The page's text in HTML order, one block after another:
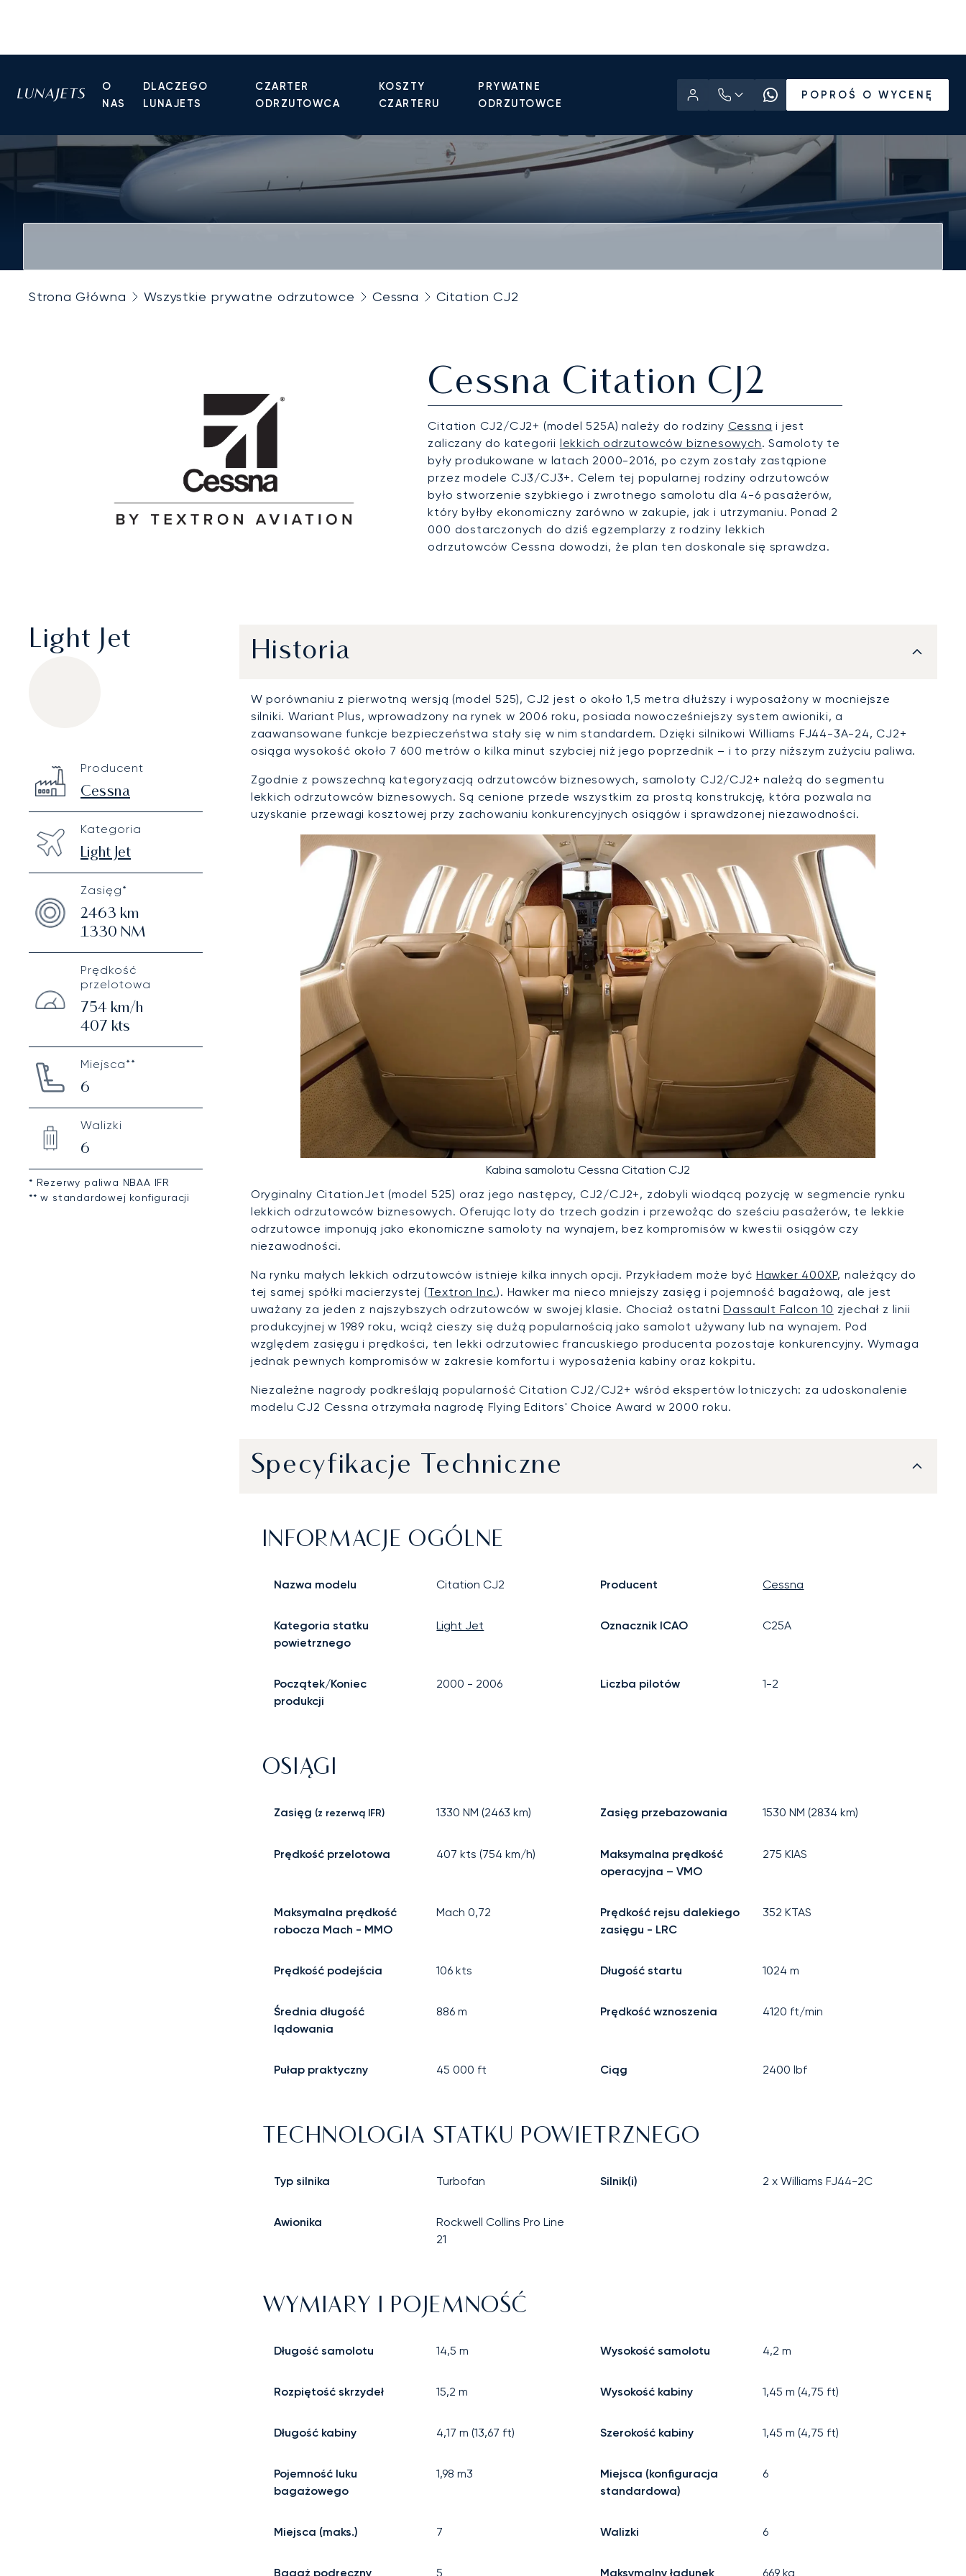
O
NAS
DLACZEGO
LUNAJETS
CZARTER
ODRZUTOWCA
KOSZTY
CZARTERU
PRYWATNE
ODRZUTOWCE
POPROŚ O WYCENĘ
Strona Główna Wszystkie prywatne odrzutowce Cessna Citation CJ2
Cessna Citation CJ2
Citation CJ2/CJ2+ (model 525A) należy do rodziny Cessna i jest
zaliczany do kategorii lekkich odrzutowców biznesowych. Samoloty te
były produkowane w latach 2000-2016, po czym zostały zastąpione
przez modele CJ3/CJ3+. Celem tej popularnej rodziny odrzutowców
było stworzenie szybkiego i zwrotnego samolotu dla 4-6 pasażerów,
który byłby ekonomiczny zarówno w zakupie, jak i utrzymaniu. Ponad 2
000 dostarczonych do dziś egzemplarzy z rodziny lekkich
odrzutowców Cessna dowodzi, że plan ten doskonale się sprawdza.
Light Jet
Technical specifications
Producent
Cessna
Kategoria
Light Jet
Zasięg*
2463 km
1330 NM
Prędkość
przelotowa
754 km/h
407 kts
Miejsca**
6
Walizki
6
* Rezerwy paliwa NBAA IFR
** w standardowej konfiguracji
Historia
W porównaniu z pierwotną wersją (model 525), CJ2 jest o około 1,5 metra dłuższy i wyposażony w mocniejsze
silniki. Wariant Plus, wprowadzony na rynek w 2006 roku, posiada nowocześniejszy system awioniki, a
zaawansowane funkcje bezpieczeństwa stały się w nim standardem. Dzięki silnikowi Williams FJ44-3A-24, CJ2+
osiąga wysokość około 7 600 metrów o kilka minut szybciej niż jego poprzednik – i to przy niższym zużyciu paliwa.
Zgodnie z powszechną kategoryzacją odrzutowców biznesowych, samoloty CJ2/CJ2+ należą do segmentu
lekkich odrzutowców biznesowych. Są cenione przede wszystkim za prostą konstrukcję, która pozwala na
uzyskanie przewagi kosztowej przy zachowaniu konkurencyjnych osiągów i sprawdzonej niezawodności.
Kabina samolotu Cessna Citation CJ2
Oryginalny CitationJet (model 525) oraz jego następcy, CJ2/CJ2+, zdobyli wiodącą pozycję w segmencie rynku
lekkich odrzutowców biznesowych. Oferując loty do trzech godzin i przewożąc do sześciu pasażerów, te lekkie
odrzutowce imponują jako ekonomiczne samoloty na wynajem, bez kompromisów w kwestii osiągów czy
niezawodności.
Na rynku małych lekkich odrzutowców istnieje kilka innych opcji. Przykładem może być Hawker 400XP, należący do
tej samej spółki macierzystej (Textron Inc.). Hawker ma nieco mniejszy zasięg i pojemność bagażową, ale jest
uważany za jeden z najszybszych odrzutowców w swojej klasie. Chociaż ostatniDassault Falcon 10 zjechał z linii
produkcyjnej w 1989 roku, wciąż cieszy się dużą popularnością jako samolot używany lub na wynajem. Pod
względem zasięgu i prędkości, ten lekki odrzutowiec francuskiego producenta pozostaje konkurencyjny. Wymaga
jednak pewnych kompromisów w zakresie komfortu i wyposażenia kabiny oraz kokpitu.
Niezależne nagrody podkreślają popularność Citation CJ2/CJ2+ wśród ekspertów lotniczych: za udoskonalenie
modelu CJ2 Cessna otrzymała nagrodę Flying Editors' Choice Award w 2000 roku.
Specyfikacje Techniczne
INFORMACJE OGÓLNE
Nazwa modelu Citation CJ2 Producent Cessna
Kategoria statku
powietrznego
Light Jet Oznacznik ICAO C25A
Początek/Koniec
produkcji
2000 - 2006 Liczba pilotów 1-2
OSIĄGI
Zasięg (z rezerwą IFR) 1330 NM (2463 km) Zasięg przebazowania 1530 NM (2834 km)
Prędkość przelotowa 407 kts (754 km/h)
Maksymalna prędkość
operacyjna – VMO
275 KIAS
Maksymalna prędkość
robocza Mach - MMO
Mach0,72
Prędkość rejsu dalekiego
zasięgu - LRC
352 KTAS
Prędkość podejścia 106 kts Długość startu 1024 m
Średnia długość
lądowania
886 m Prędkość wznoszenia 4120 ft/min
Pułap praktyczny 45 000 ft Ciąg 2400 lbf
TECHNOLOGIA STATKU POWIETRZNEGO
Typ silnika Turbofan Silnik(i) 2 x Williams FJ44-2C
Awionika
Rockwell Collins Pro Line
21
WYMIARY I POJEMNOŚĆ
Długość samolotu 14,5 m Wysokość samolotu 4,2 m
Rozpiętość skrzydeł 15,2 m Wysokość kabiny 1,45 m (4,75 ft)
Długość kabiny 4,17 m (13,67 ft) Szerokość kabiny 1,45 m (4,75 ft)
Pojemność luku
bagażowego
1,98 m3
Miejsca (konfiguracja
standardowa)
6
Miejsca (maks.) 7 Walizki 6
Bagaż podręczny 5 Maksymalny ładunek 669 kg